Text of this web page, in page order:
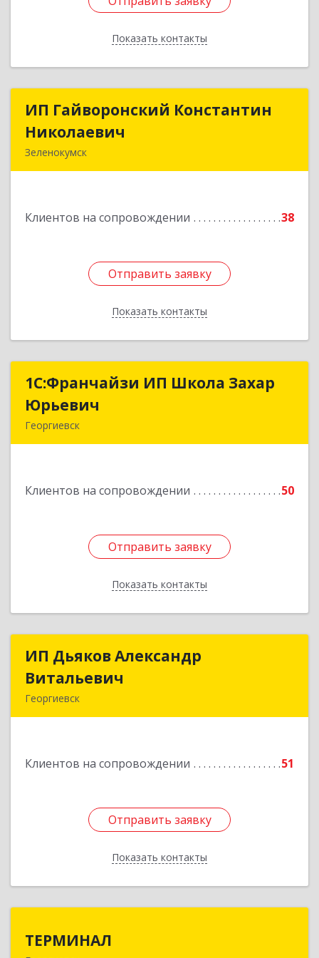
Показать контакты
Назад
ИП Гайворонский Константин
Николаевич
Зеленокумск
Клиентов на сопровождении 38
Отправить заявку
Показать контакты
ИП Гайворонский Константин
Подробнее
Отправить заявку
Назад
1С:Франчайзи ИП Школа Захар
Юрьевич
Георгиевск
Клиентов на сопровождении 50
Отправить заявку
Показать контакты
1С:Франчайзи ИП Школа Захар
Отправить заявку
Назад
ИП Дьяков Александр
Витальевич
Георгиевск
Клиентов на сопровождении 51
Отправить заявку
Показать контакты
ИП Дьяков Александр
Отправить заявку
Назад
ТЕРМИНАЛ